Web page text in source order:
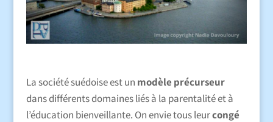
La société suédoise est un modèle précurseur
dans différents domaines liés à la parentalité et à
l’éducation bienveillante. On envie tous leurcongé